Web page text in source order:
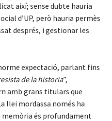
així; sense dubte hauria
d’UP, però hauria permès
després, i gestionar les
expectació, parlant fins
de la historia”,
amb grans titulars que
llei mordassa només ha
és profundament